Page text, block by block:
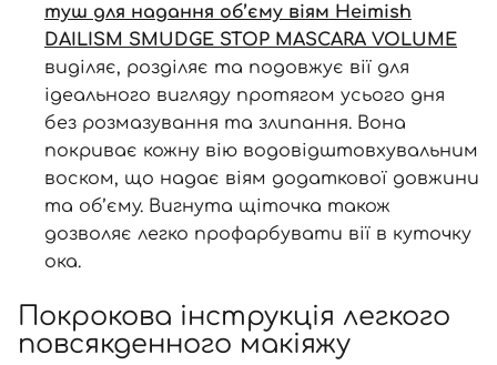
туш для надання об’єму віям Heimish
DAILISM SMUDGE STOP MASCARA VOLUME
виділяє, розділяє та подовжує вії для
ідеального вигляду протягом усього дня
без розмазування та злипання. Вона
покриває кожну вію водовідштовхувальним
воском, що надає віям додаткової довжини
та об’єму. Вигнута щіточка також
дозволяє легко профарбувати вії в куточку
ока.
Покрокова інструкція легкого
повсякденного макіяжу
Вхід Реєстрація
Номер телефону
Відправляючи форму для авторизації/реєстрації ви
приймаєте умовиУгоди користувача
Увійти за допомогою e-mail